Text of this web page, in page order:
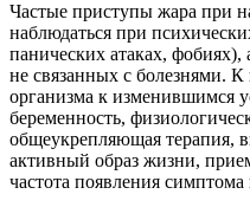
Частые приступы жара при
наблюдаться при
панических атаках, фобиях),
не связанных с болезнями.
организма к изменившимся
беременность,
общеукрепляющая терапия,
активный образ жизни,
частота появления